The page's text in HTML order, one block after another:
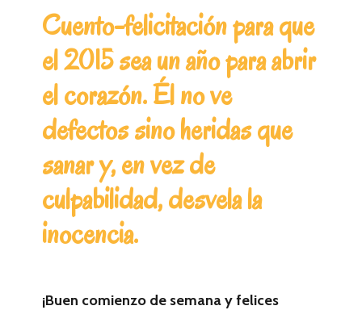
Cuento-felicitación para que
el 2015 sea un año para abrir
el corazón. Él no ve
defectos sino heridas que
sanar y, en vez de
culpabilidad, desvela la
inocencia.
¡Buen comienzo de semana y felices